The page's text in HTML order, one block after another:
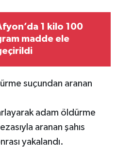
1 kilo 100
madde ele
suçundan aranan
adam öldürme
aranan şahıs
yakalandı.